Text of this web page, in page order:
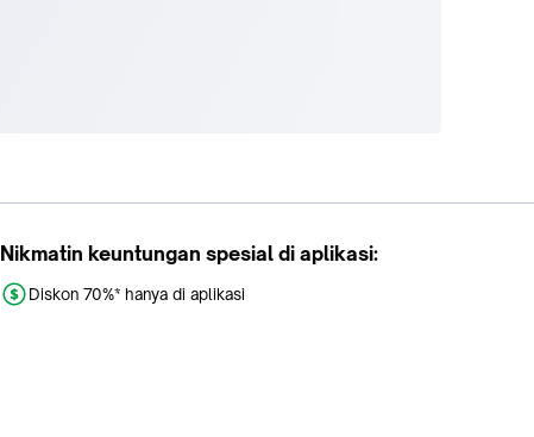
Nikmatin keuntungan spesial di aplikasi:
Diskon 70%* hanya di aplikasi